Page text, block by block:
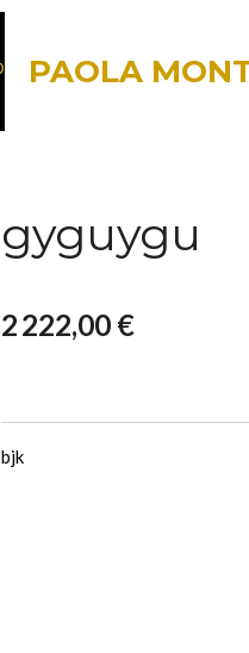
PAOLA
gyguygu
2 222,00 €
bjk